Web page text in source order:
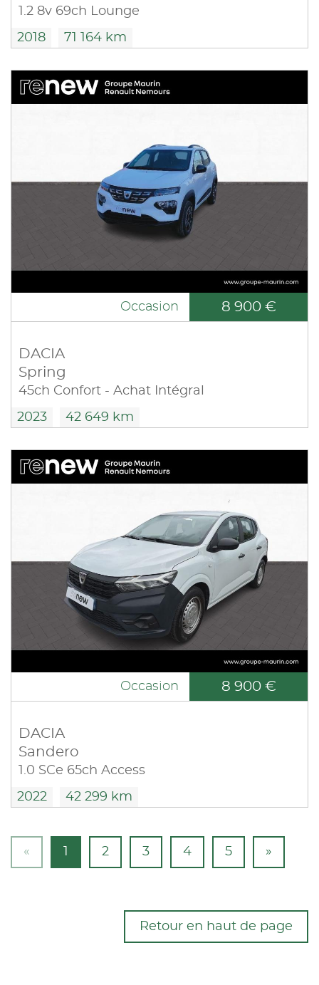
1.2 8v 69ch Lounge
2018 71 164 km
Occasion 8 900 €
DACIA
Spring
45ch Confort - Achat Intégral
2023 42 649 km
Occasion 8 900 €
DACIA
Sandero
1.0 SCe 65ch Access
2022 42 299 km
« 2 3 4 5 »
Retour en haut de page